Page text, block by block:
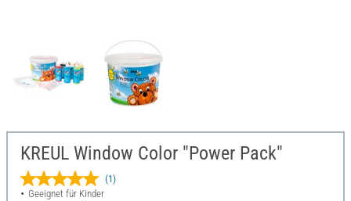
KREUL Window Color "Power Pack"
(1)
Geeignet für Kinder